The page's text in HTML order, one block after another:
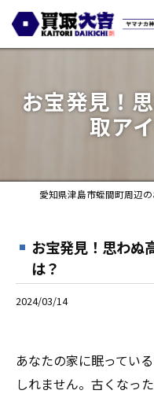
お宝発見！
取ア
お宝発見！思わぬ
は？
2024/03/14
あなたの家に眠ってい
しれません。古くなっ